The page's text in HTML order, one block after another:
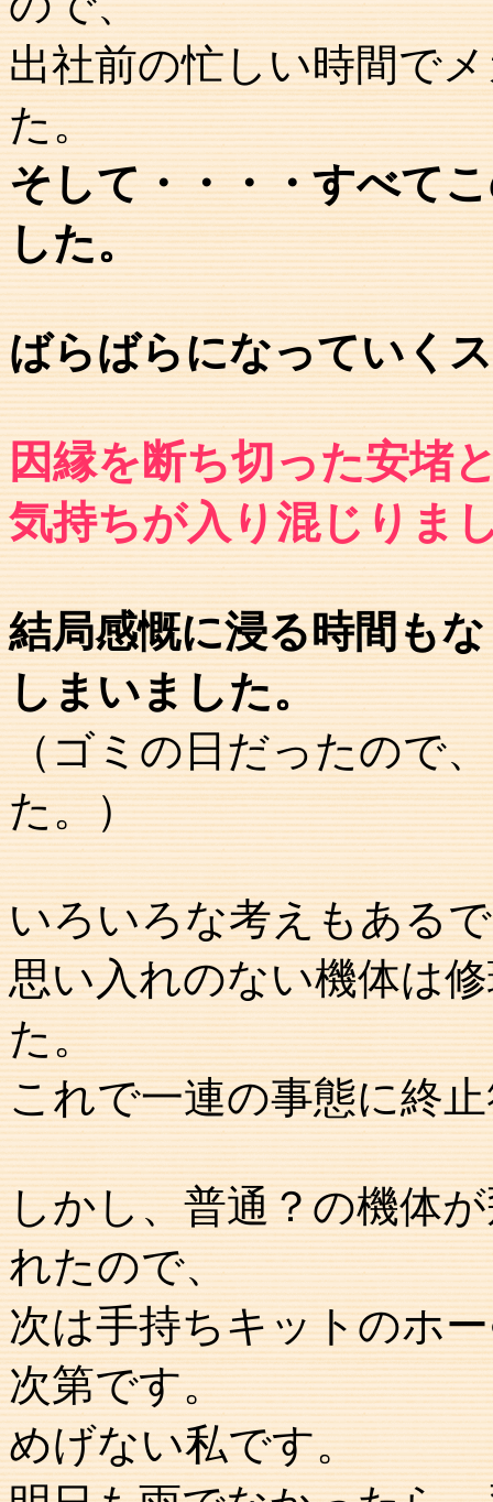
出社前の忙しい時間で
た。
そして・・・・すべて
した。
ばらばらになっていく
因縁を断ち切った安堵
気持ちが入り混じりま
結局感慨に浸る時間も
しまいました。
（ゴミの日だったので
た。）
いろいろな考えもある
思い入れのない機体は
た。
これで一連の事態に終
しかし、普通？の機体
れたので、
次は手持ちキットのホ
次第です。
めげない私です。